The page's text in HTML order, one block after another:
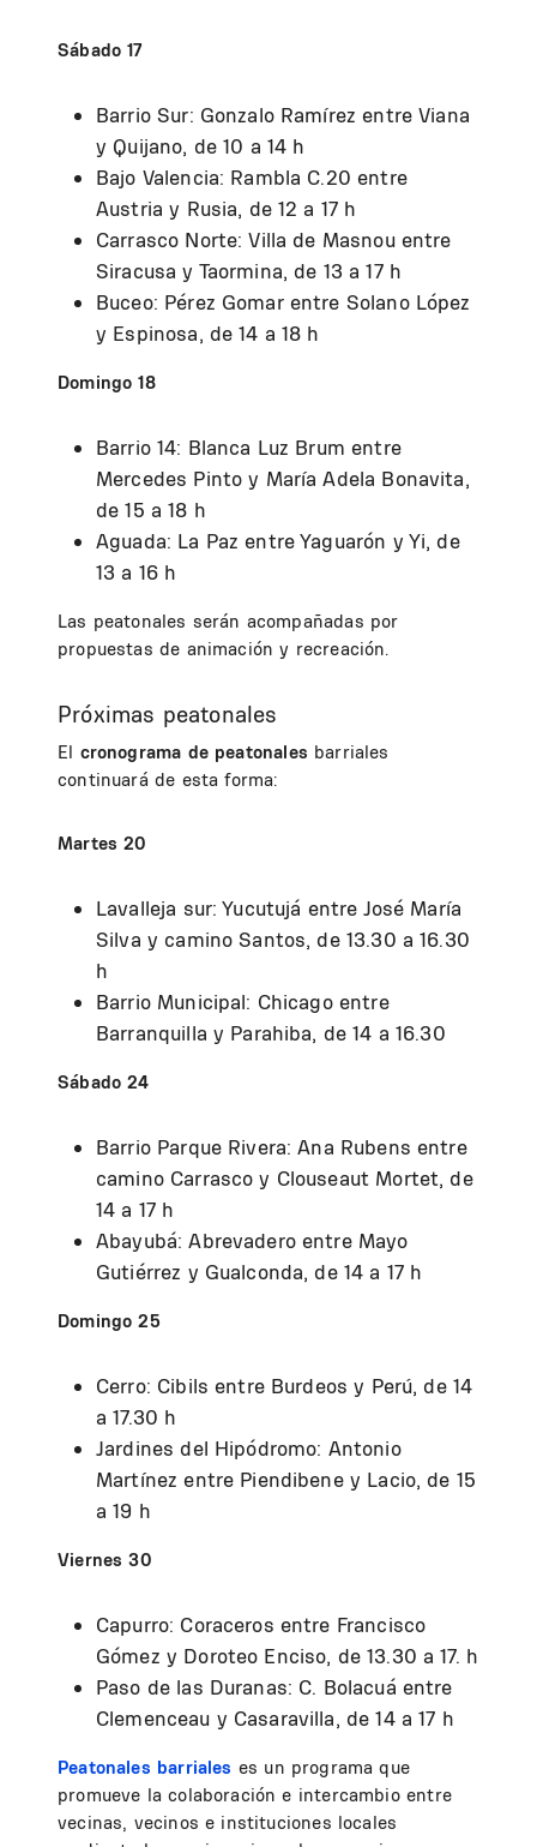
Sábado 17
Barrio Sur: Gonzalo Ramírez entre Viana
y Quijano, de 10 a 14 h
Bajo Valencia: Rambla C.20 entre
Austria y Rusia, de 12 a 17 h
Carrasco Norte: Villa de Masnou entre
Siracusa y Taormina, de 13 a 17 h
Buceo: Pérez Gomar entre Solano López
y Espinosa, de 14 a 18 h
Domingo 18
Barrio 14: Blanca Luz Brum entre
Mercedes Pinto y María Adela Bonavita,
de 15 a 18 h
Aguada: La Paz entre Yaguarón y Yi, de
13 a 16 h
Las peatonales serán acompañadas por
propuestas de animación y recreación.
Próximas peatonales
El cronograma de peatonales barriales
continuará de esta forma:
Martes 20
Lavalleja sur: Yucutujá entre José María
Silva y camino Santos, de 13.30 a 16.30
h
Barrio Municipal: Chicago entre
Barranquilla y Parahiba, de 14 a 16.30
Sábado 24
Barrio Parque Rivera: Ana Rubens entre
camino Carrasco y Clouseaut Mortet, de
14 a 17 h
Abayubá: Abrevadero entre Mayo
Gutiérrez y Gualconda, de 14 a 17 h
Domingo 25
Cerro: Cibils entre Burdeos y Perú, de 14
a 17.30 h
Jardines del Hipódromo: Antonio
Martínez entre Piendibene y Lacio, de 15
a 19 h
Viernes 30
Capurro: Coraceros entre Francisco
Gómez y Doroteo Enciso, de 13.30 a 17. h
Paso de las Duranas: C. Bolacuá entre
Clemenceau y Casaravilla, de 14 a 17 h
Peatonales barriales es un programa que
promueve la colaboración e intercambio entre
vecinas, vecinos e instituciones locales